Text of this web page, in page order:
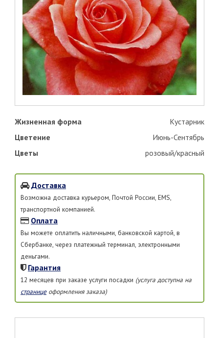
Жизненная форма
Кустарник
Цветение
Июнь-Сентябрь
Цветы
розовый/красный
Доставка
Возможна доставка курьером, Почтой России, EMS,
транспортной компанией.
Оплата
Вы можете оплатить наличными, банковской картой, в
Сбербанке, через платежный терминал, электронными
деньгами.
Гарантия
12 месяцев при заказе услуги посадки (услуга доступна на
страницеоформления заказа)